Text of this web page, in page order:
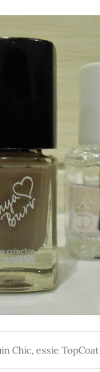
Chic, essie TopCoat